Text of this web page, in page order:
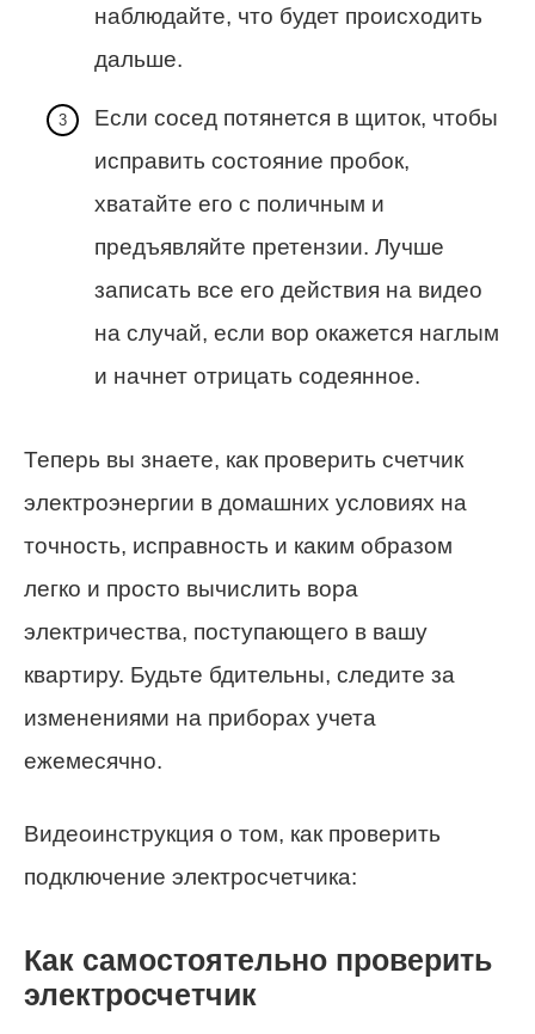
наблюдайте, что будет происходить
дальше.
Если сосед потянется в щиток, чтобы
исправить состояние пробок,
хватайте его с поличным и
предъявляйте претензии. Лучше
записать все его действия на видео
на случай, если вор окажется наглым
и начнет отрицать содеянное.
Теперь вы знаете, как проверить счетчик
электроэнергии в домашних условиях на
точность, исправность и каким образом
легко и просто вычислить вора
электричества, поступающего в вашу
квартиру. Будьте бдительны, следите за
изменениями на приборах учета
ежемесячно.
Видеоинструкция о том, как проверить
подключение электросчетчика:
Как самостоятельно проверить
электросчетчик